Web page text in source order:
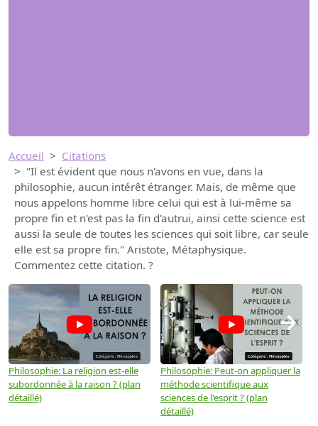
Accueil
Citations
"Il est évident que nous n'avons en vue, dans la
philosophie, aucun intérêt étranger. Mais, de même que
nous appelons homme libre celui qui est à lui-même sa
propre fin et n'est pas la fin d'autrui, ainsi cette science est
aussi la seule de toutes les sciences qui soit libre, car seule
elle est sa propre fin." Aristote, Métaphysique.
Commentez cette citation. ?
Philosophie: La religion est-elle
subordonnée à la raison ? (plan
détaillé)
Philosophie: Peut-on appliquer la
méthode scientifique aux
sciences de l'esprit ? (plan
détaillé)
→